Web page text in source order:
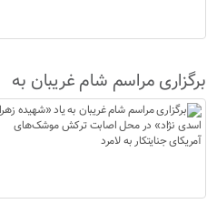
برگزاری مراسم شام غریبان به
یاد «شهیده زهرا اسدی نژاد» در
محل اصابت ترکش موشک‌های